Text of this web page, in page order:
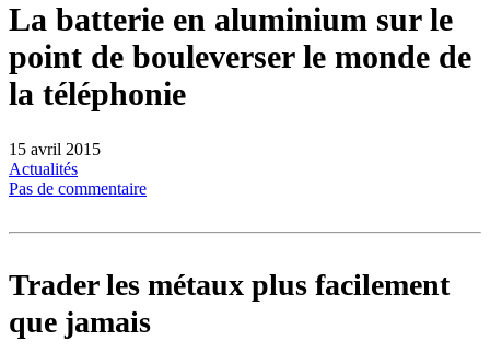
La batterie en aluminium sur le
point de bouleverser le monde de
la téléphonie
15 avril 2015
Actualités
Pas de commentaire
Trader les métaux plus facilement
que jamais